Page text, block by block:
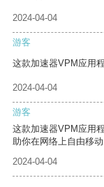
2024-04-04
游客
这款加速器VPM应用
2024-04-04
游客
这款加速器VPM应用
助你在网络上自由移动
2024-04-04